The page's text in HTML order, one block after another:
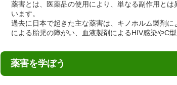
薬害とは、医薬品の使用により、単なる副作用と
います。
過去に日本で起きた主な薬害は、キノホルム製剤
による胎児の障がい、血液製剤によるHIV感染やC
薬害を学ぼう